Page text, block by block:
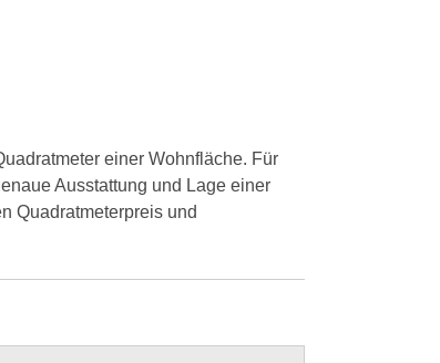
einer Wohnfläche. Für
Ausstattung und Lage einer
Quadratmeterpreis und